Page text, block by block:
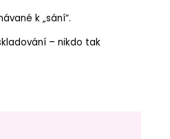
k „sání“.
– nikdo tak